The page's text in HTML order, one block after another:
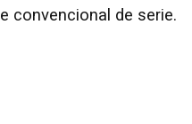
convencional de serie.